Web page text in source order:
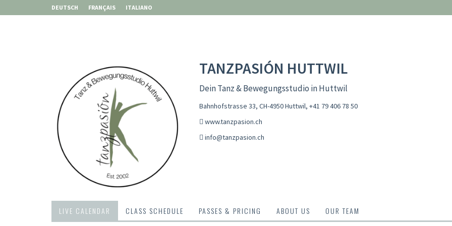
DEUTSCH FRANÇAIS ITALIANO
TANZPASIÓN HUTTWIL
Dein Tanz & Bewegungsstudio in Huttwil
Bahnhofstrasse 33, CH-4950 Huttwil, +41 79 406 78 50
www.tanzpasion.ch
info@tanzpasion.ch
LIVE CALENDAR CLASS SCHEDULE PASSES & PRICING ABOUT US OUR TEAM